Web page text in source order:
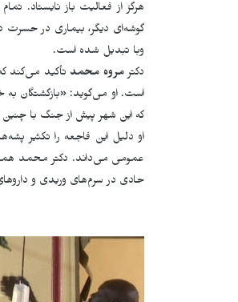
هرگز از فعالیت باز نایستاد.
گوشه‌ای دیگر، بیماری در حسرت
وبا تبدیل شده است.
دکترمروه محمد تأکید می‌کند
است. او می‌گوید: «بازگشتگان به
که این شهر پیش از جنگ با چنین
او دلیل این فاجعه را تکثیر
عمومی می‌داند. دکتر محمد
حادی در سرم‌های وریدی و